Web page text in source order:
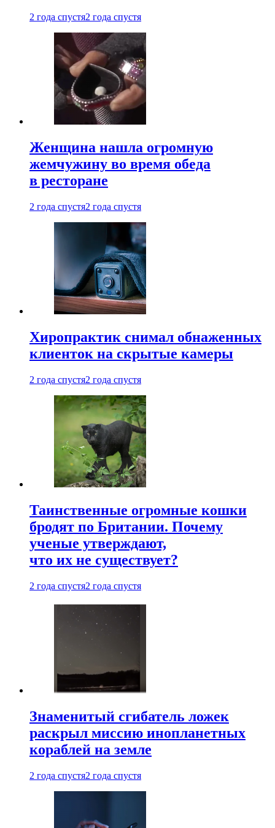
2 года спустя2 года спустя
Женщина нашла огромную
жемчужину во время обеда
в ресторане
2 года спустя2 года спустя
Хиропрактик снимал обнаженных
клиенток на скрытые камеры
2 года спустя2 года спустя
Таинственные огромные кошки
бродят по Британии. Почему
ученые утверждают,
что их не существует?
2 года спустя2 года спустя
Знаменитый сгибатель ложек
раскрыл миссию инопланетных
кораблей на земле
2 года спустя2 года спустя